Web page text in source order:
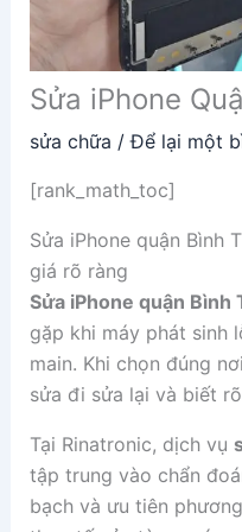
Sửa iPhone
sửa chữa /Để lại một
[rank_math_toc]
Sửa iPhone quận Bình
giá rõ ràng
Sửa iPhone quận Bình
gặp khi máy phát sinh
main. Khi chọn đúng
sửa đi sửa lại và biết
Tại Rinatronic, dịch vụ
tập trung vào chẩn
bạch và ưu tiên